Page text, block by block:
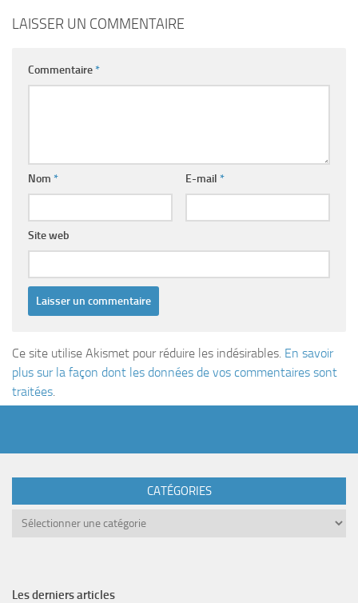
LAISSER UN COMMENTAIRE
Commentaire*
Nom * E-mail *
Site web
Ce site utilise Akismet pour réduire les indésirables. En savoir
plus sur la façon dont les données de vos commentaires sont
traitées
CATÉGORIES
Catégories
Les derniers articles